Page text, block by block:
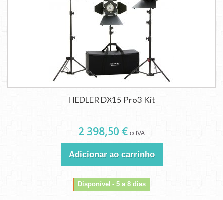
HEDLER DX15 Pro3 Kit
2 398,50 € c/ IVA
Adicionar ao carrinho
Disponível - 5 a 8 dias